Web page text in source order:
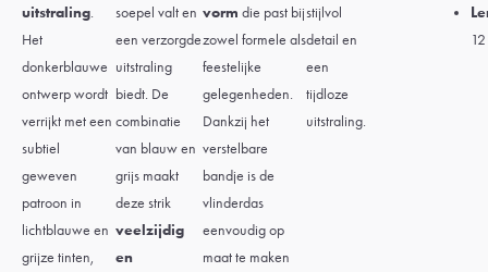
uitstraling.
Het
donkerblauwe
ontwerp wordt
verrijkt met een
subtiel
geweven
patroon in
lichtblauwe en
grijze tinten,
soepel valt en
een verzorgde
uitstraling
biedt. De
combinatie
van blauw en
grijs maakt
deze strik
veelzijdig
en
vorm die past bij
zowel formele als
feestelijke
gelegenheden.
Dankzij het
verstelbare
bandje is de
vlinderdas
eenvoudig op
maat te maken
stijlvol
detail en
een
tijdloze
uitstraling.